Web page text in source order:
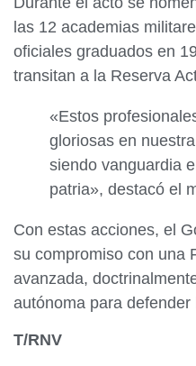
las 12 academias
oficiales graduados en
transitan a la Reserva
«Estos
gloriosas en
siendo vanguardia
patria», destacó el
Con estas acciones, el
su compromiso con una
avanzada,
autónoma para
T/RNV